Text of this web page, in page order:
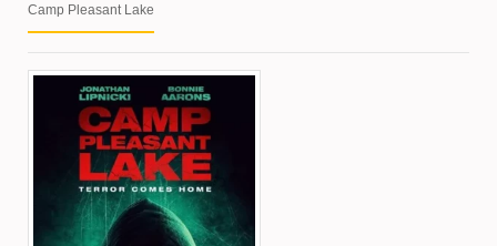
Camp Pleasant Lake